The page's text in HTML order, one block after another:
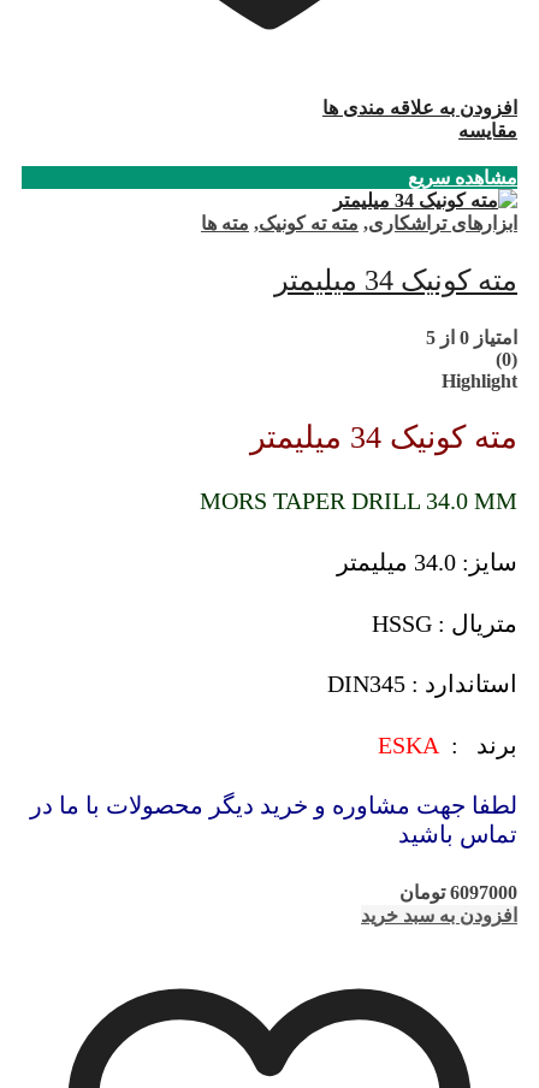
افزودن به علاقه مندی ها
مقایسه
مشاهده سریع
ابزارهای تراشکاری, مته ته کونیک, مته ها
مته کونیک 34 میلیمتر
امتیاز 0 از 5
(0)
Highlight
مته کونیک 34 میلیمتر
MORS TAPER DRILL 34.0 MM
سایز: 34.0 میلیمتر
متریال : HSSG
استاندارد : DIN345
برند : ESKA
لطفا جهت مشاوره و خرید دیگر محصولات با ما در
تماس باشید
6097000 تومان
افزودن به سبد خرید